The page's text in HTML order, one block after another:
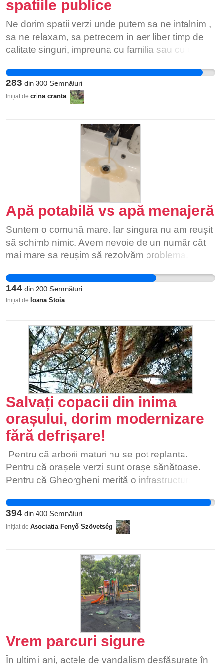
spatiile publice
Ne dorim spatii verzi unde putem sa ne intalnim ,
sa ne relaxam, sa petrecem in aer liber timp de
calitate singuri, impreuna cu familia sau cu ceilalti
noi cat si pentru mediul in care traim .Dorim ca
viitorul comunitatii- copiii nostri, sa creasca intr-un
mediu sanatos si echilibrat. Facem apel la
mediu sănătos. (1) Statul recunoaşte dreptul
oricărei persoane la un mediu înconjurător
sănătos şi echilibrat ecologic. (2) Statul asigură
cadrul legislativ pentru exercitarea acestui drept.
(3) Persoanele fizice şi juridice au îndatorirea de
a proteja şi a ameliora mediul înconjurător.
283 din 300 Semnături
Inițiat de crina cranta
Apă potabilă vs apă menajeră
Suntem o comună mare. Iar singura nu am reușit
să schimb nimic. Avem nevoie de un număr cât
mai mare sa reușim să rezolvăm problema.
144 din 200 Semnături
Inițiat de Ioana Stoia
Salvați copacii din inima
orașului, dorim modernizare
fără defrișare!
Pentru că arborii maturi nu se pot replanta.
Pentru că orașele verzi sunt orașe sănătoase.
Pentru că Gheorgheni merită o infrastructură
394 din 400 Semnături
Inițiat de Asociatia Fenyő Szövetség
Vrem parcuri sigure
În ultimii ani, actele de vandalism desfășurate în